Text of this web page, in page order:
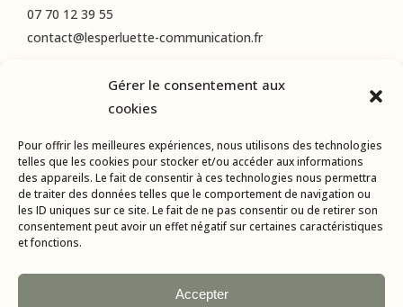
Gérer le consentement aux
cookies
Pour offrir les meilleures expériences, nous utilisons des technologies
telles que les cookies pour stocker et/ou accéder aux informations
des appareils. Le fait de consentir à ces technologies nous permettra
de traiter des données telles que le comportement de navigation ou
les ID uniques sur ce site. Le fait de ne pas consentir ou de retirer son
consentement peut avoir un effet négatif sur certaines caractéristiques
et fonctions.
Accepter
07 70 12 39 55
contact@lesperluette-communication.fr
RÉSEAUX SOCIAUX
LinkedIn
Facebook